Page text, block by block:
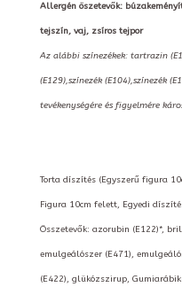
Allergén öszetevők:
tejszín, vaj, zsíros tejpor
Az alábbi színezékek: tartrazin
(E129),színezék (E104),színezék
tevékenységére és figyelmére
Torta díszítés (Egyszerű figura
Figura 10cm felett, Egyedi
Összetevők: azorubin (E122)*,
emulgeálószer (E471),
(E422), glükózszirup,